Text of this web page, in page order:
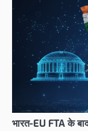
भारत-EU FTA के